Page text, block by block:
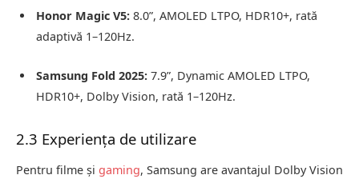
Honor Magic V5: 8.0”, AMOLED LTPO, HDR10+, rată
adaptivă 1–120Hz.
Samsung Fold 2025: 7.9”, Dynamic AMOLED LTPO,
HDR10+, Dolby Vision, rată 1–120Hz.
2.3 Experiența de utilizare
Pentru filme și gaming, Samsung are avantajul Dolby Vision